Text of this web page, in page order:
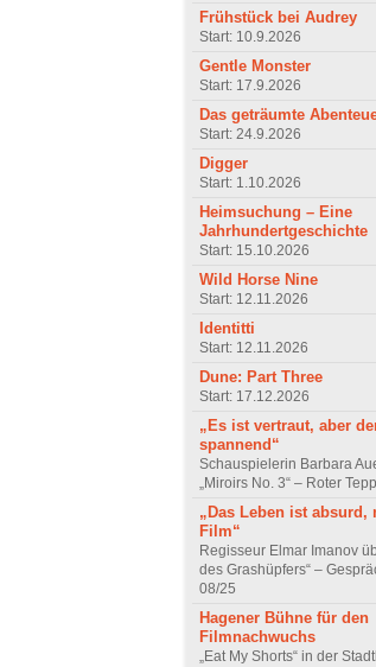
Frühstück bei Audrey
Start: 10.9.2026
Gentle Monster
Start: 17.9.2026
Das geträumte
Start: 24.9.2026
Digger
Start: 1.10.2026
Heimsuchung – Eine
Jahrhundertgeschichte
Start: 15.10.2026
Wild Horse Nine
Start: 12.11.2026
Identitti
Start: 12.11.2026
Dune: Part Three
Start: 17.12.2026
„Es ist vertraut, aber
spannend“
Schauspielerin Barbara
„Miroirs No. 3“ – Roter
„Das Leben ist absurd,
Film“
Regisseur Elmar Imanov
des Grashüpfers“ –
08/25
Hagener Bühne für den
Filmnachwuchs
„Eat My Shorts“ in der